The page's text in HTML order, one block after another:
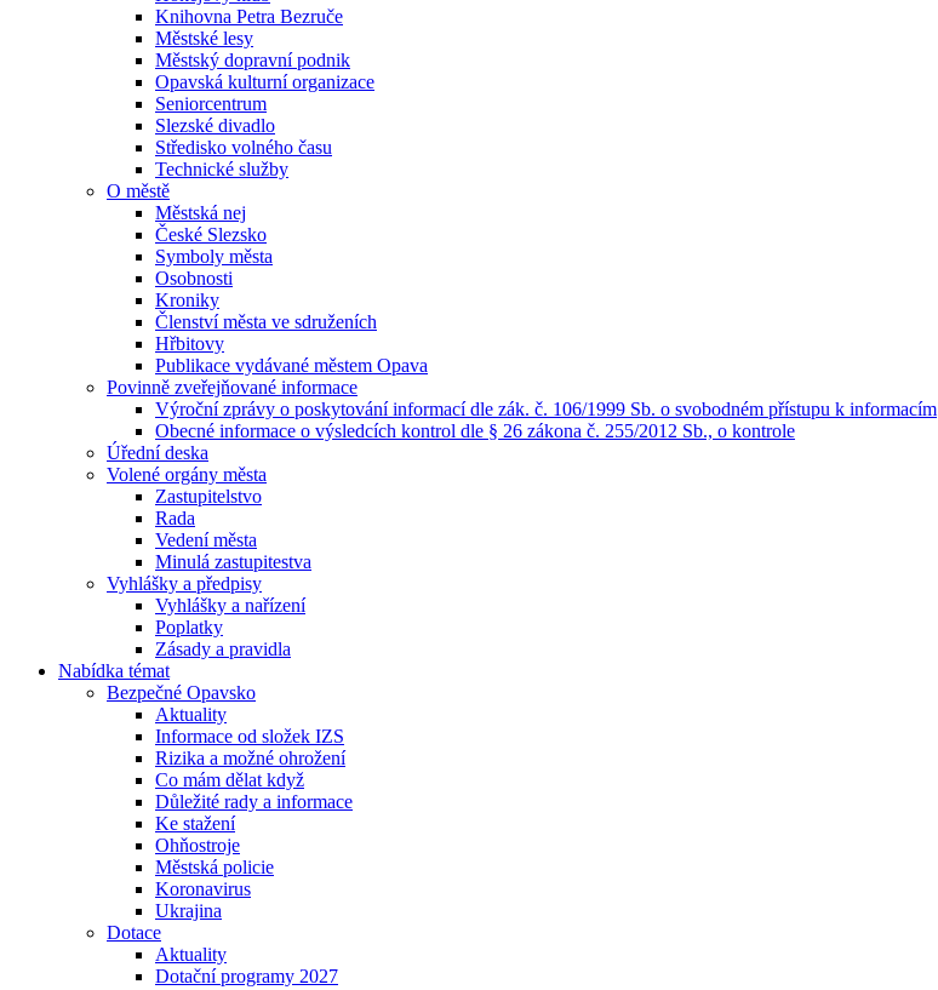
Knihovna Petra Bezruče
Městské lesy
Městský dopravní podnik
Opavská kulturní organizace
Seniorcentrum
Slezské divadlo
Středisko volného času
Technické služby
O městě
Městská nej
České Slezsko
Symboly města
Osobnosti
Kroniky
Členství města ve sdruženích
Hřbitovy
Publikace vydávané městem Opava
Povinně zveřejňované informace
Výroční zprávy o poskytování informací dle zák. č. 106/1999 Sb. o svobodném přístupu k informacím
Obecné informace o výsledcích kontrol dle § 26 zákona č. 255/2012 Sb., o kontrole
Úřední deska
Volené orgány města
Zastupitelstvo
Rada
Vedení města
Minulá zastupitestva
Vyhlášky a předpisy
Vyhlášky a nařízení
Poplatky
Zásady a pravidla
Nabídka témat
Bezpečné Opavsko
Aktuality
Informace od složek IZS
Rizika a možné ohrožení
Co mám dělat když
Důležité rady a informace
Ke stažení
Ohňostroje
Městská policie
Koronavirus
Ukrajina
Dotace
Aktuality
Dotační programy 2027